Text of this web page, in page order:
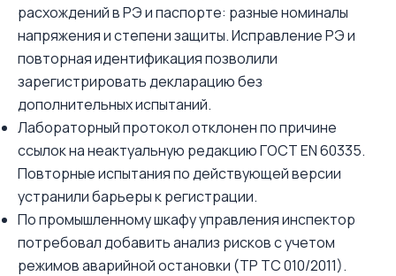
расхождений в РЭ и паспорте: разные номиналы
напряжения и степени защиты. Исправление РЭ и
повторная идентификация позволили
зарегистрировать декларацию без
дополнительных испытаний.
Лабораторный протокол отклонен по причине
ссылок на неактуальную редакцию ГОСТ EN 60335.
Повторные испытания по действующей версии
устранили барьеры к регистрации.
По промышленному шкафу управления инспектор
потребовал добавить анализ рисков с учетом
режимов аварийной остановки (ТР ТС 010/2011).